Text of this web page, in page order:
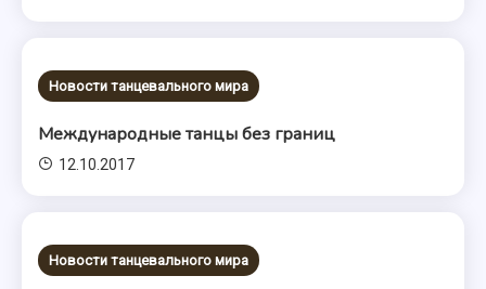
Новости танцевального мира
Международные танцы без границ
12.10.2017
Новости танцевального мира